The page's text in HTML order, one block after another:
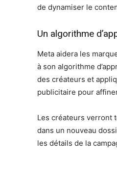
de dynamiser le
Un algorithme
Meta aidera les
à son algorithme
des créateurs et
publicitaire pour
Les créateurs verront
dans un nouveau
les détails de la